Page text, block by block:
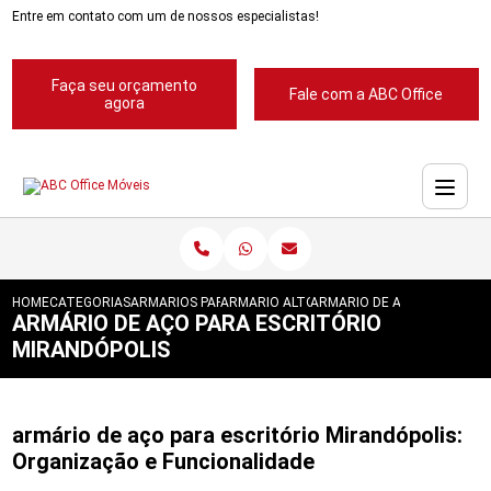
Entre em contato com um de nossos especialistas!
Faça seu orçamento
agora
Fale com a ABC Office
HOMECATEGORIASARMARIOS PARA ESCRITORIOS
ARMARIO ALTO PARA ESCRITORIOS
ARMARIO DE ACO PARA
ARMÁRIO DE AÇO PARA ESCRITÓRIO
MIRANDÓPOLIS
armário de aço para escritório Mirandópolis:
Organização e Funcionalidade